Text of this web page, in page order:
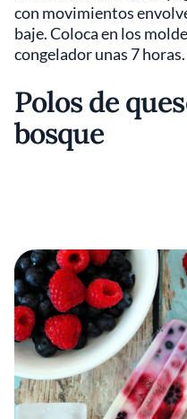
con movimientos
baje. Coloca en los
congelador unas 7 horas.
Polos de
bosque